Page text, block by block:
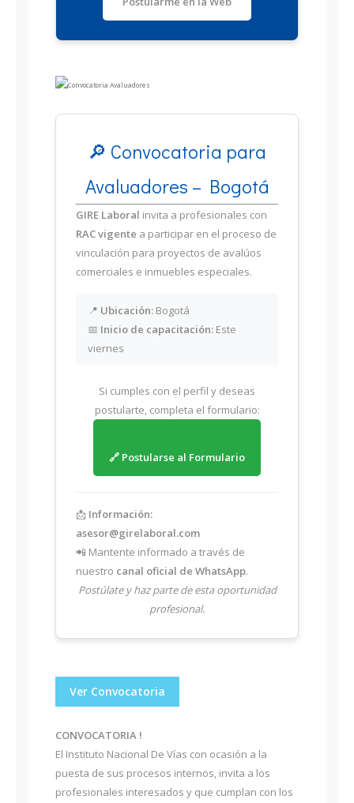
🔎 Convocatoria para
Avaluadores – Bogotá
GIRE Laboral invita a profesionales con
RAC vigente a participar en el proceso de
vinculación para proyectos de avalúos
comerciales e inmuebles especiales.
📍 Ubicación: Bogotá
📅 Inicio de capacitación: Este
viernes
Si cumples con el perfil y deseas
postularte, completa el formulario:
🔗 Postularse al Formulario
📩 Información:
asesor@girelaboral.com
📲 Mantente informado a través de
nuestro canal oficial de WhatsApp.
Postúlate y haz parte de esta oportunidad
profesional.
Ver Convocatoria
CONVOCATORIA !
El Instituto Nacional De Vías con ocasión a la
puesta de sus procesos internos, invita a los
profesionales interesados y que cumplan con los